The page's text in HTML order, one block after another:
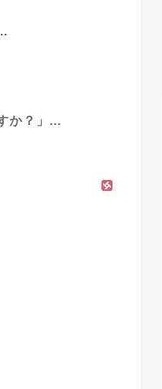
か？」...